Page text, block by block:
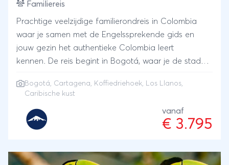
Familiereis
Prachtige veelzijdige familierondreis in Colombia
waar je samen met de Engelssprekende gids en
jouw gezin het authentieke Colombia leert
kennen. De reis begint in Bogotá, waar je de stad
Daarna vertrek je naar het noorden. Je brengt een
cowboygevoel zal krijgen als je verblijft in een van
de "Hato's" (ranches). Je kunt hier wilde dieren
schildpadden, miereneters en anaconda's. Net als
Bogotá, Cartagena, Koffiedriehoek, Los Llanos,
Caribische kust
vanaf
€ 3.795